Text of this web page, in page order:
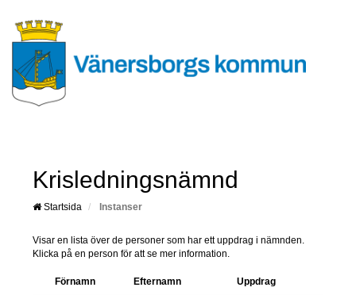
Krisledningsnämnd
Startsida Instanser
Visar en lista över de personer som har ett uppdrag i nämnden.
Klicka på en person för att se mer information.
Förnamn Efternamn Uppdrag